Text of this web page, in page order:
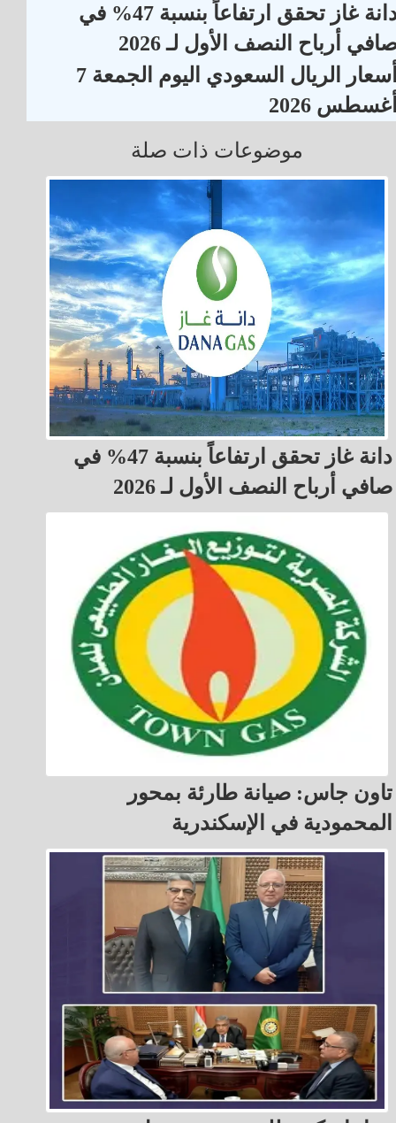
دانة غاز تحقق ارتفاعاً بنسبة 47% في
أرباح النصف الأول لـ 2026
أسعار الريال السعودي اليوم الجمعة 7
2026
موضوعات ذات صلة
دانة غاز تحقق ارتفاعاً بنسبة 47% في
صافي أرباح النصف الأول لـ 2026
تاون جاس: صيانة طارئة بمحور
المحمودية في الإسكندرية